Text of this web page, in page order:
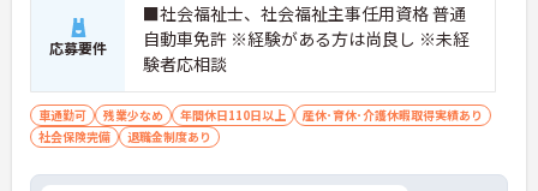
応募要件
■社会福祉士、社会福祉主事任用資格 普通
自動車免許 ※経験がある方は尚良し ※未経
験者応相談
車通勤可 残業少なめ 年間休日110日以上
産休･育休･介護休暇取得実績あり
社会保険完備
退職金制度あり